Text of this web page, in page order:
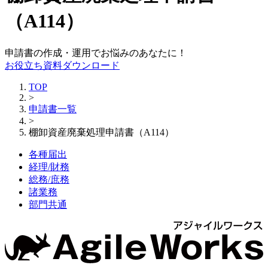
（A114）
申請書の作成・運用でお悩みのあなたに！
お役立ち資料ダウンロード
TOP
>
申請書一覧
>
棚卸資産廃棄処理申請書（A114）
各種届出
経理/財務
総務/庶務
諸業務
部門共通